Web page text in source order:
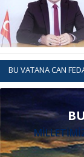
BU VATANA CAN